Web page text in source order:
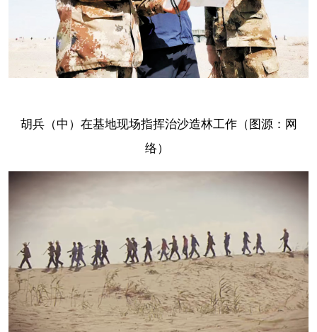
胡兵（中）在基地现场指挥治沙造林工作（图源：网
络）